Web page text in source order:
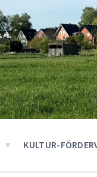
KULTUR-